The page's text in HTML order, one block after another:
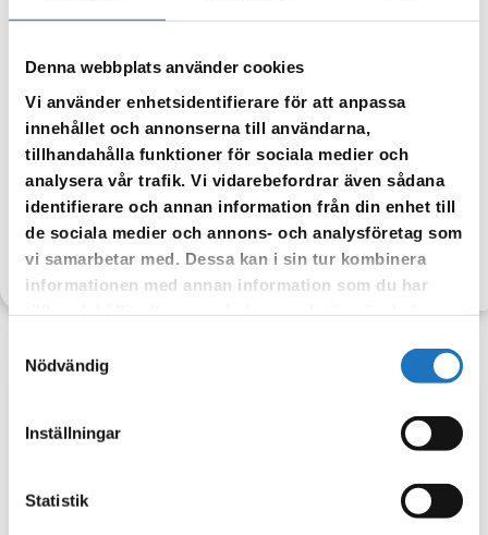
Denna webbplats använder cookies
Vi använder enhetsidentifierare för att anpassa
innehållet och annonserna till användarna,
tillhandahålla funktioner för sociala medier och
analysera vår trafik. Vi vidarebefordrar även sådana
identifierare och annan information från din enhet till
de sociala medier och annons- och analysföretag som
vi samarbetar med. Dessa kan i sin tur kombinera
informationen med annan information som du har
Nödvändig
Inställningar
Statistik
TILLBAKA
Anmäl dig till vår sms-tjänst.
Vår sms-tjänst använder vi enbart för att kunna informera dig
om driftstörningar och andra händelser som kan påverka dig
som fastighetsägare.